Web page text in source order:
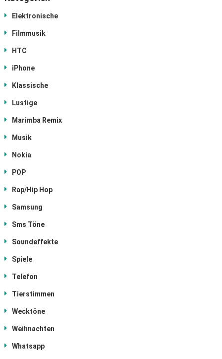
Elektronische
Filmmusik
HTC
iPhone
Klassische
Lustige
Marimba Remix
Musik
Nokia
POP
Rap/Hip Hop
Samsung
Sms Töne
Soundeffekte
Spiele
Telefon
Tierstimmen
Wecktöne
Weihnachten
Whatsapp